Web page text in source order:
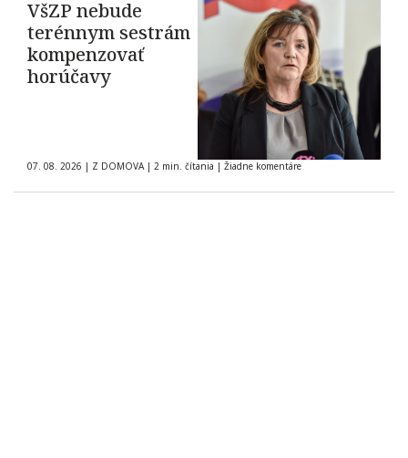
VšZP nebude
terénnym sestrám
kompenzovať
horúčavy
07. 08. 2026 | Z DOMOVA | 2 min. čítania | Žiadne komentáre